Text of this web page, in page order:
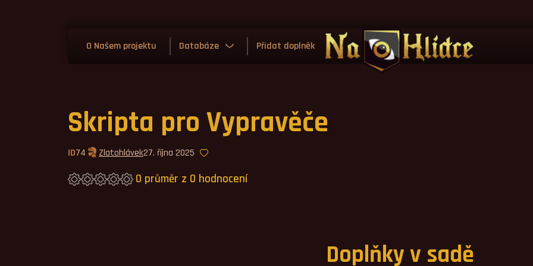
O Našem projektu Databáze Přidat doplněk
Skripta pro Vypravěče
ID74 Zlatohlávek27. října 2025
0 průměr z 0 hodnocení
Průměrné hodnocení 0,0.
Doplňky v sadě